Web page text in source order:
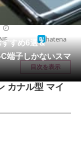
すめ6選＆
端子しかないスマ
hatena
目次を表示
カナル型 マイ